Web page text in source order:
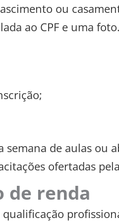
ou
ao CPF e uma foto.
semana de aulas ou
ofertadas
de renda